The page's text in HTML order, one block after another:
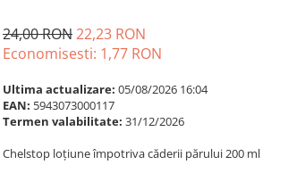
24,00 RON22,23 RON
Economisesti: 1,77 RON
Ultima actualizare: 05/08/2026 16:04
EAN: 5943073000117
Termen valabilitate: 31/12/2026
Chelstop loțiune împotriva căderii părului 200 ml